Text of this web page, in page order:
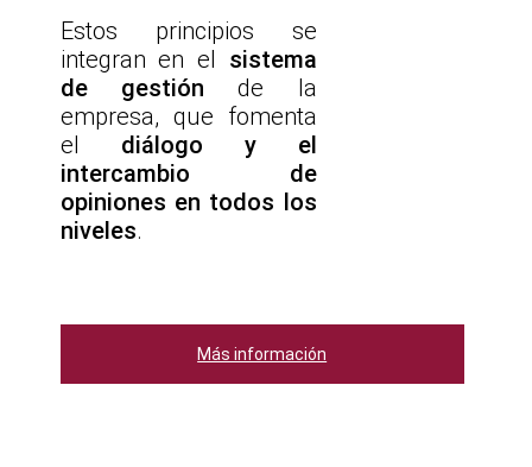
Estos principios se
integran en el sistema
de gestión de la
empresa, que fomenta
el diálogo y el
intercambio de
opiniones en todos los
niveles.
Más información